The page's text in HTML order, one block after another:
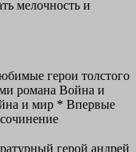
мелочность и
герои толстого
романа Война и
и мир * Впервые
герой андрей